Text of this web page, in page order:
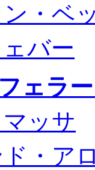
・ベ
バー
ェラ
ッサ
・ア